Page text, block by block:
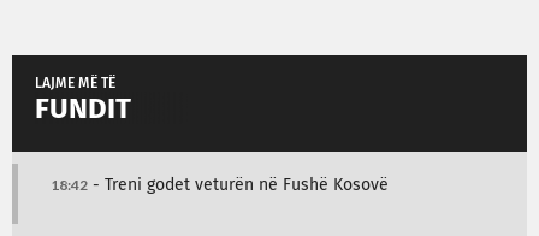
LAJME MË TË
FUNDIT
18:42 - Treni godet veturën në Fushë Kosovë